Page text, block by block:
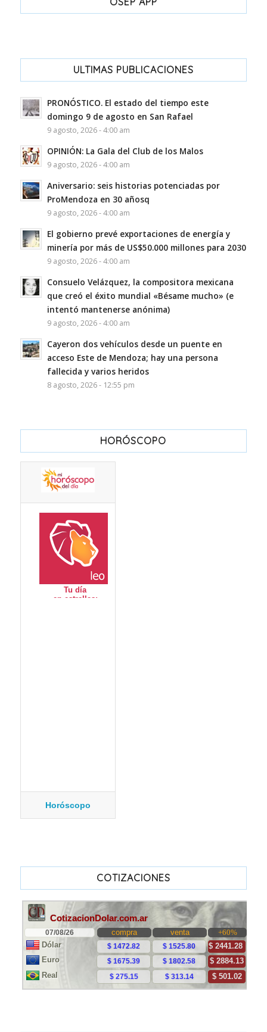
ULTIMAS PUBLICACIONES
PRONÓSTICO. El estado del tiempo este
domingo 9 de agosto en San Rafael
9 agosto, 2026 - 4:00 am
OPINIÓN: La Gala del Club de los Malos
9 agosto, 2026 - 4:00 am
Aniversario: seis historias potenciadas por
ProMendoza en 30 añosq
9 agosto, 2026 - 4:00 am
El gobierno prevé exportaciones de energía y
minería por más de US$50.000 millones para 2030
9 agosto, 2026 - 4:00 am
Consuelo Velázquez, la compositora mexicana
que creó el éxito mundial «Bésame mucho» (e
intentó mantenerse anónima)
9 agosto, 2026 - 4:00 am
Cayeron dos vehículos desde un puente en
acceso Este de Mendoza; hay una persona
fallecida y varios heridos
8 agosto, 2026 - 12:55 pm
HORÓSCOPO
Horóscopo
COTIZACIONES